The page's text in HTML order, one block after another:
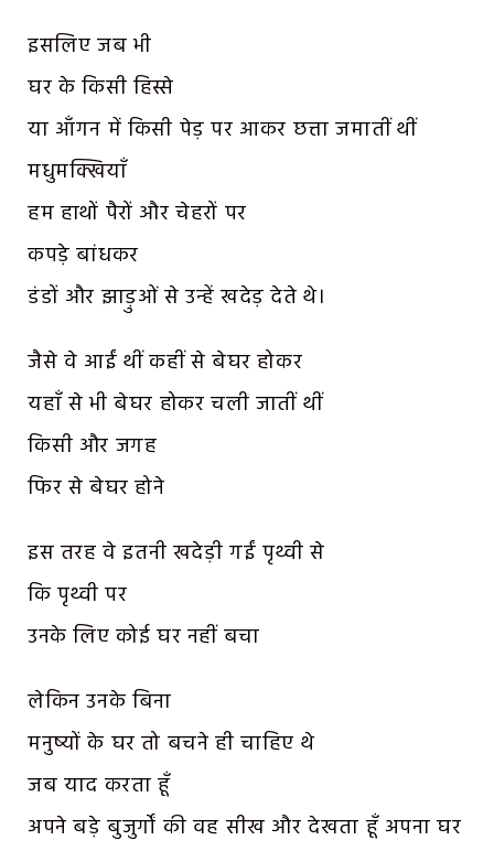
इसलिए जब भी
घर के किसी हिस्से
या आँगन में किसी पेड़ पर आकर छत्ता जमातीं थीं
मधुमक्खियाँ
हम हाथों पैरों और चेहरों पर
कपड़े बांधकर
डंडों और झाड़ुओं से उन्हें खदेड़ देते थे।
जैसे वे आईं थीं कहीं से बेघर होकर
यहाँ से भी बेघर होकर चली जातीं थीं
किसी और जगह
फिर से बेघर होने
इस तरह वे इतनी खदेड़ी गईं पृथ्वी से
कि पृथ्वी पर
उनके लिए कोई घर नहीं बचा
लेकिन उनके बिना
मनुष्यों के घर तो बचने ही चाहिए थे
जब याद करता हूँ
अपने बड़े बुजुर्गों की वह सीख और देखता हूँ अपना घर